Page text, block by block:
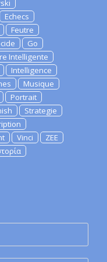
Echecs
Feutre
Go
Intelligente
Intelligence
Musique
Portrait
Strategie
Vinci
ZEE